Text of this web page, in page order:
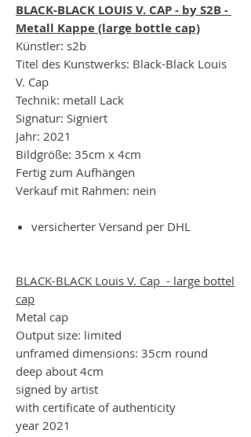
BLACK-BLACK LOUIS V. CAP - by S2B -
Metall Kappe (large bottle cap)
Künstler: s2b
Titel des Kunstwerks: Black-Black Louis
V. Cap
Technik: metall Lack
Signatur: Signiert
Jahr: 2021
Bildgröße: 35cm x 4cm
Fertig zum Aufhängen
Verkauf mit Rahmen: nein
versicherter Versand per DHL
BLACK-BLACK Louis V. Cap - large bottel
cap
Metal cap
Output size: limited
unframed dimensions: 35cm round
deep about 4cm
signed by artist
with certificate of authenticity
year 2021